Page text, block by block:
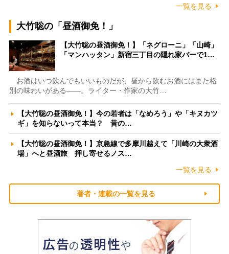
一覧を見る
大竹聡の「昼酒御免！」
【大竹聡の昼酒御免！】「ネグローニ」「山崎」
「マンハッタン」新宿三丁目の隠れ家バーで1…
お酒はいつ飲んでもいいものだが、昼から飲むお酒にはまた格
別の味わいがある――。ライター・作家の大竹…
【大竹聡の昼酒御免！】今の若者は「なめろう」や「キヌカツ
ギ」を知らないって本当？ 昔の…
【大竹聡の昼酒御免！】京急線で多摩川越えて「川崎の大衆酒
場」へと昼酒旅 押し寄せるノス…
一覧を見る
著者・連載の一覧を見る